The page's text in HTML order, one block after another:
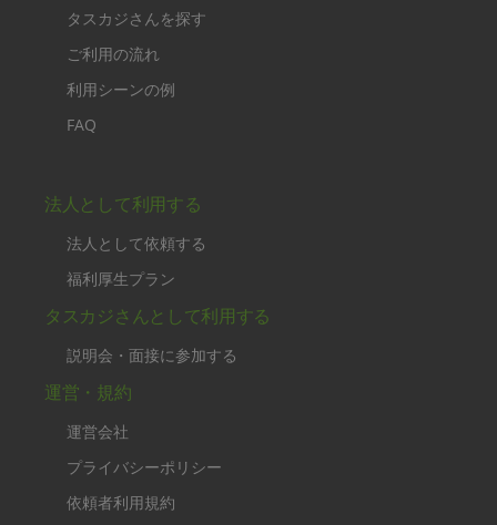
タスカジさんを探す
ご利用の流れ
利用シーンの例
FAQ
法人として利用する
法人として依頼する
福利厚生プラン
タスカジさんとして利用する
説明会・面接に参加する
運営・規約
運営会社
プライバシーポリシー
依頼者利用規約